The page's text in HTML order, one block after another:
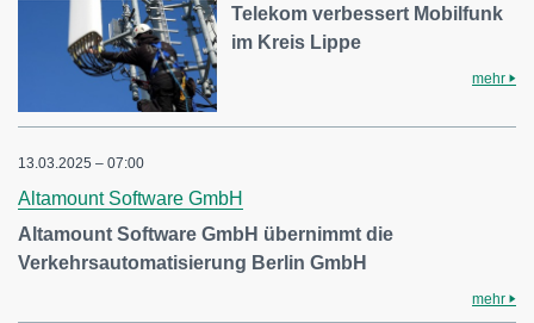
Telekom verbessert Mobilfunk
im Kreis Lippe
mehr
13.03.2025 – 07:00
Altamount Software GmbH
Altamount Software GmbH übernimmt die
Verkehrsautomatisierung Berlin GmbH
mehr